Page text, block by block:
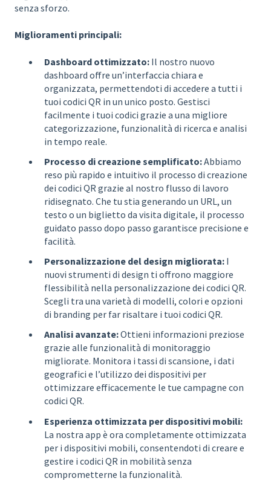
senza sforzo.
Miglioramenti principali:
Dashboard ottimizzato: Il nostro nuovo
dashboard offre un’interfaccia chiara e
organizzata, permettendoti di accedere a tutti i
tuoi codici QR in un unico posto. Gestisci
facilmente i tuoi codici grazie a una migliore
categorizzazione, funzionalità di ricerca e analisi
in tempo reale.
Processo di creazione semplificato:Abbiamo
reso più rapido e intuitivo il processo di creazione
dei codici QR grazie al nostro flusso di lavoro
ridisegnato. Che tu stia generando un URL, un
testo o un biglietto da visita digitale, il processo
guidato passo dopo passo garantisce precisione e
facilità.
Personalizzazione del design migliorata: I
nuovi strumenti di design ti offrono maggiore
flessibilità nella personalizzazione dei codici QR.
Scegli tra una varietà di modelli, colori e opzioni
di branding per far risaltare i tuoi codici QR.
Analisi avanzate:Ottieni informazioni preziose
grazie alle funzionalità di monitoraggio
migliorate. Monitora i tassi di scansione, i dati
geografici e l’utilizzo dei dispositivi per
ottimizzare efficacemente le tue campagne con
codici QR.
Esperienza ottimizzata per dispositivi mobili:
La nostra app è ora completamente ottimizzata
per i dispositivi mobili, consentendoti di creare e
gestire i codici QR in mobilità senza
comprometterne la funzionalità.